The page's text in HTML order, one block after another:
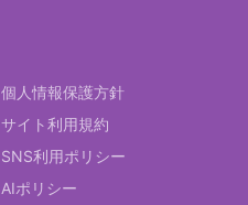
個人情報保護方針
サイト利用規約
SNS利用ポリシー
AIポリシー